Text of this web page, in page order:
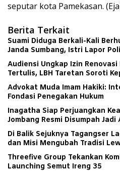
seputar kota Pamekasan.
Berita Terkait
Suami Diduga Berkali-Kali
Janda Sumbang, Istri Lapor
Audiensi Ungkap Izin
Tertulis, LBH Taretan Soroti
Advokat Muda Imam Hakiki:
Fondasi Penegakan Hukum
Inagatha Siap Perjuangkan
Jombang Resmi Disumpah Jadi
Di Balik Sejuknya Tagangser
dan Misi Mengubah Tradisi
Threefive Group Tekankan
Launching Semut Ireng 35